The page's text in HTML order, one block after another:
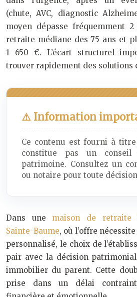
(chute, AVC, diagnostic
moyen dépasse fréquemment
retraite médiane des 75 ans et
1 650 €. L’écart structurel
trouver rapidement des solutions
⚠️ Information
Ce contenu est fourni à
constitue pas un
patrimoine. Consultez un
ou notaire pour toute
Dans une maison de retraite
Sainte-Baume, où l’offre
personnalisé, le choix de
pair avec la décision
immobilier du parent. Cette
prise dans un délai